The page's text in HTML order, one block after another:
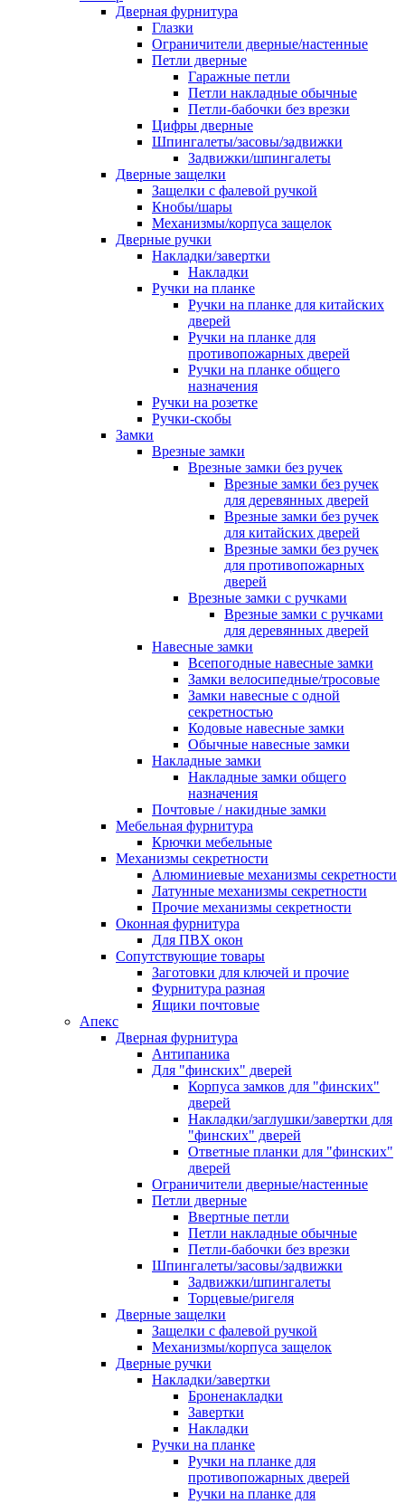
Дверная фурнитура
Глазки
Ограничители дверные/настенные
Петли дверные
Гаражные петли
Петли накладные обычные
Петли-бабочки без врезки
Цифры дверные
Шпингалеты/засовы/задвижки
Задвижки/шпингалеты
Дверные защелки
Защелки с фалевой ручкой
Кнобы/шары
Механизмы/корпуса защелок
Дверные ручки
Накладки/завертки
Накладки
Ручки на планке
Ручки на планке для китайских
дверей
Ручки на планке для
противопожарных дверей
Ручки на планке общего
назначения
Ручки на розетке
Ручки-скобы
Замки
Врезные замки
Врезные замки без ручек
Врезные замки без ручек
для деревянных дверей
Врезные замки без ручек
для китайских дверей
Врезные замки без ручек
для противопожарных
дверей
Врезные замки с ручками
Врезные замки с ручками
для деревянных дверей
Навесные замки
Всепогодные навесные замки
Замки велосипедные/тросовые
Замки навесные с одной
секретностью
Кодовые навесные замки
Обычные навесные замки
Накладные замки
Накладные замки общего
назначения
Почтовые / накидные замки
Мебельная фурнитура
Крючки мебельные
Механизмы секретности
Алюминиевые механизмы секретности
Латунные механизмы секретности
Прочие механизмы секретности
Оконная фурнитура
Для ПВХ окон
Сопутствующие товары
Заготовки для ключей и прочие
Фурнитура разная
Ящики почтовые
Апекс
Дверная фурнитура
Антипаника
Для "финских" дверей
Корпуса замков для "финских"
дверей
Накладки/заглушки/завертки для
"финских" дверей
Ответные планки для "финских"
дверей
Ограничители дверные/настенные
Петли дверные
Ввертные петли
Петли накладные обычные
Петли-бабочки без врезки
Шпингалеты/засовы/задвижки
Задвижки/шпингалеты
Торцевые/ригеля
Дверные защелки
Защелки с фалевой ручкой
Механизмы/корпуса защелок
Дверные ручки
Накладки/завертки
Броненакладки
Завертки
Накладки
Ручки на планке
Ручки на планке для
противопожарных дверей
Ручки на планке для